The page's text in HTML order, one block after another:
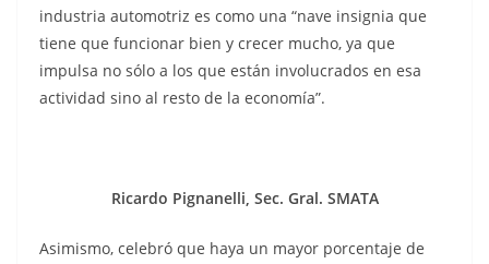
industria automotriz es como una “nave insignia que
tiene que funcionar bien y crecer mucho, ya que
impulsa no sólo a los que están involucrados en esa
actividad sino al resto de la economía”.
Ricardo Pignanelli, Sec. Gral. SMATA
Asimismo, celebró que haya un mayor porcentaje de